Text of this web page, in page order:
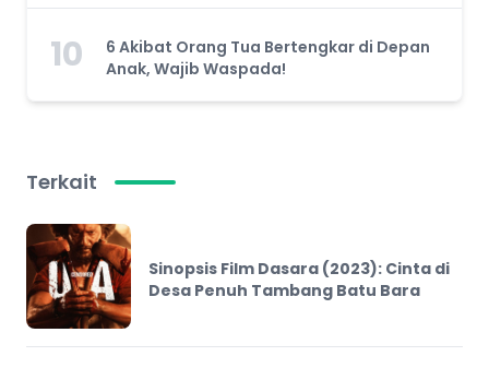
10
6 Akibat Orang Tua Bertengkar di Depan
Anak, Wajib Waspada!
Terkait
Sinopsis Film Dasara (2023): Cinta di
Desa Penuh Tambang Batu Bara